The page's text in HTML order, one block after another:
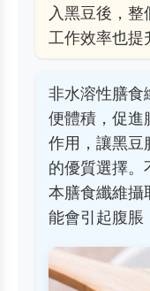
入黑豆後，整
工作效率也提
非水溶性膳食
便體積，促進
作用，讓黑豆
的優質選擇
本膳食纖維攝
能會引起腹脹